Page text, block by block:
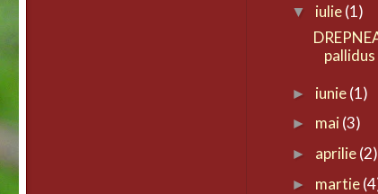
▼ iulie(1)
pallidus
► iunie(1)
► mai(3)
► aprilie(2)
► martie